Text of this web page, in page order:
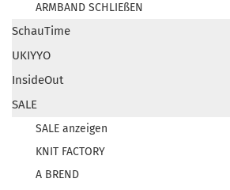
ARMBAND SCHLIEßEN
SchauTime
UKIYYO
InsideOut
SALE
SALE anzeigen
KNIT FACTORY
A BREND